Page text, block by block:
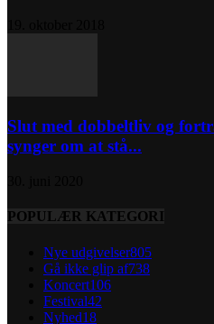
Slut med dobbeltliv og
synger om at stå...
POPULÆR KATEGORI
Nye udgivelser805
Gå ikke glip af738
Koncert106
Festival42
Nyhed18